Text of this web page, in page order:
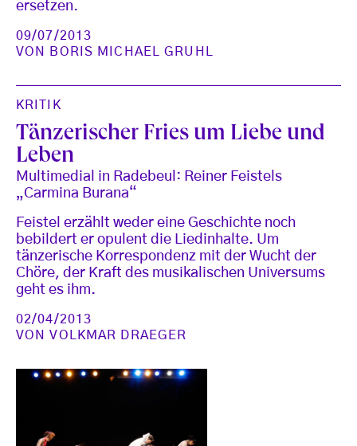
ersetzen.
09/07/2013
VON
BORIS MICHAEL GRUHL
KRITIK
Tänzerischer Fries um Liebe und
Leben
Multimedial in Radebeul: Reiner Feistels
„Carmina Burana“
Feistel erzählt weder eine Geschichte noch
bebildert er opulent die Liedinhalte. Um
tänzerische Korrespondenz mit der Wucht der
Chöre, der Kraft des musikalischen Universums
geht es ihm.
02/04/2013
VONVOLKMAR DRAEGER